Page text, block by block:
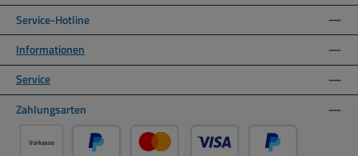
Service-Hotline
Informationen
Service
Zahlungsarten
Vorkasse